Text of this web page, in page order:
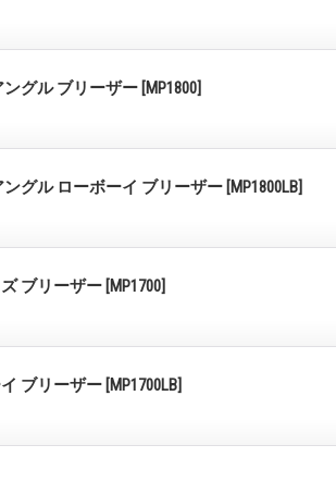
ングル ブリーザー [MP1800]
ングル ローボーイ ブリーザー [MP1800LB]
ズ ブリーザー [MP1700]
イ ブリーザー [MP1700LB]